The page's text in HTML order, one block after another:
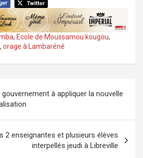
, Ecole de Moussamou kougou,
, orage à Lambaréné
à appliquer la nouvelle
2 enseignantes et plusieurs élèves
interpellés jeudi à Libreville